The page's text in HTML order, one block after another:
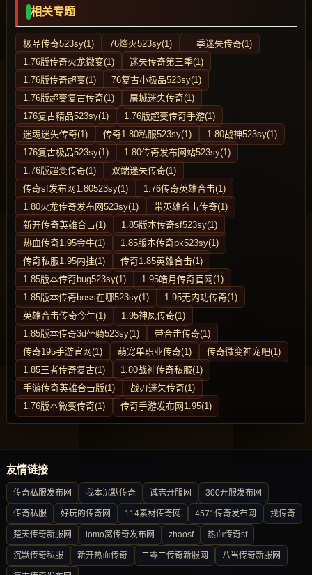
相关专题
极品传奇523sy(1) 76烽火523sy(1)
十季迷失传奇(1)
1.76版传奇火龙微变(1)
迷失传奇第三季(1)
1.76版传奇超变(1)
76复古小极品523sy(1)
1.76版超变复古传奇(1)
屠城迷失传奇(1)
176复古精品523sy(1)
1.76版超变传奇手游(1)
迷魂迷失传奇(1)
传奇1.80私服523sy(1)
1.80战神523sy(1)
176复古极品523sy(1)
1.80传奇发布网站523sy(1)
1.76版超变传奇(1)
双端迷失传奇(1)
传奇sf发布网1.80523sy(1)
1.76传奇英雄合击(1)
1.80火龙传奇发布网523sy(1)
带英雄合击传奇(1)
新开传奇英雄合击(1)
1.85版本传奇sf523sy(1)
热血传奇1.95金牛(1)
1.85版本传奇pk523sy(1)
传奇私服1.95内挂(1)
传奇1.85英雄合击(1)
1.85版本传奇bug523sy(1)
1.95皓月传奇官网(1)
1.85版本传奇boss在哪523sy(1)
1.95无内功传奇(1)
英雄合击传奇今生(1)
1.95神凤传奇(1)
1.85版本传奇3d坐骑523sy(1)
带合击传奇(1)
传奇195手游官网(1)
萌宠单职业传奇(1)
传奇微变神宠吧(1)
1.85王者传奇复古(1)
1.80战神传奇私服(1)
手游传奇英雄合击版(1)
战刃迷失传奇(1)
1.76版本微变传奇(1)
传奇手游发布网1.95(1)
友情链接
传奇私服发布网 我本沉默传奇 诚志开服网 300开服发布网
传奇私服 好玩的传奇网 114素材传奇网 4571传奇发布网 找传奇
楚天传奇新服网 lomo窝传奇发布网 zhaosf 热血传奇sf
沉默传奇私服 新开热血传奇 二零二传奇新服网 八当传奇新服网